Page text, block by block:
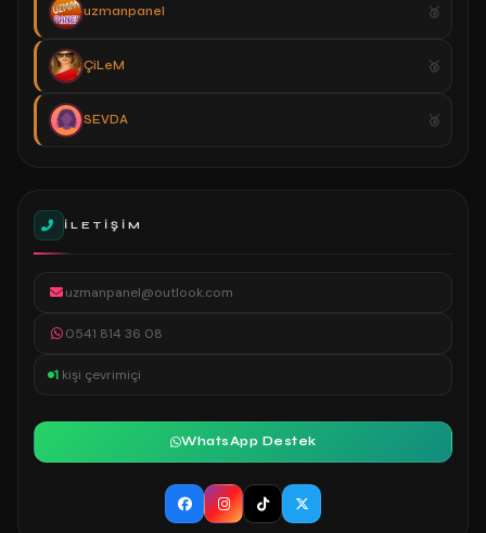
uzmanpanel
ÇiLeM
SEVDA
İLETIŞIM
uzmanpanel@outlook.com
0541 814 36 08
1 kişi çevrimiçi
WhatsApp Destek